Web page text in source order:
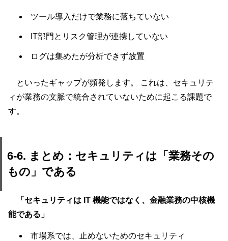
ツール導入だけで業務に落ちていない
IT部門とリスク管理が連携していない
ログは集めたが分析できず放置
といったギャップが頻発します。 これは、セキュリテ
ィが業務の文脈で統合されていないために起こる課題で
す。
6-6. まとめ：セキュリティは「業務その
もの」である
「セキュリティは IT 機能ではなく、金融業務の中核機
能である」
市場系では、止めないためのセキュリティ